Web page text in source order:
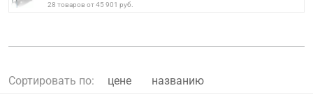
28 товаров от 45 901 руб.
Сортировать по: цене названию